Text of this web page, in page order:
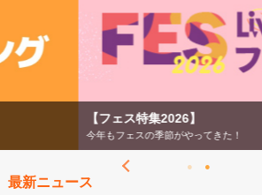
【フェス特集2026】
今年もフェスの季節がやってきた！
最新ニュース